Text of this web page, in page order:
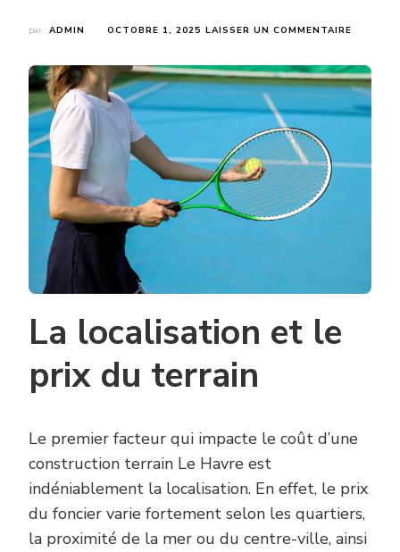
par ADMIN OCTOBRE 1, 2025 LAISSER UN COMMENTAIRE
LE
COÛT
La localisation et le
prix du terrain
Le premier facteur qui impacte le coût d’une
construction terrain Le Havre est
indéniablement la localisation. En effet, le prix
du foncier varie fortement selon les quartiers,
la proximité de la mer ou du centre-ville, ainsi